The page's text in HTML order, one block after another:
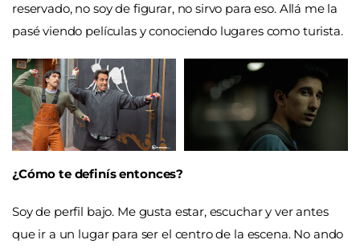
reservado, no soy de figurar, no sirvo para eso. Allá me la
pasé viendo películas y conociendo lugares como turista.
¿Cómo te definís entonces?
Soy de perfil bajo. Me gusta estar, escuchar y ver antes
que ir a un lugar para ser el centro de la escena. No ando